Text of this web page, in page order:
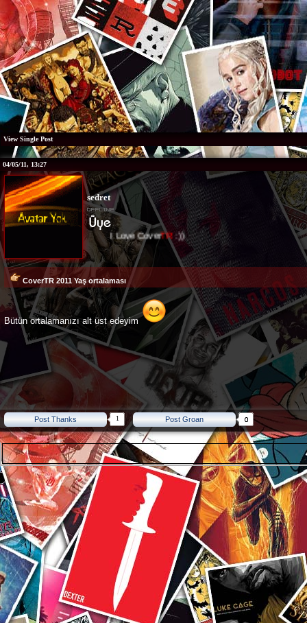
View Single Post
04/05/11, 13:27
sedret
I Love CoverTR:))
CoverTR 2011 Yaş ortalaması
Bütün ortalamanızı alt üst edeyim
Post Thanks 1 Post Groan